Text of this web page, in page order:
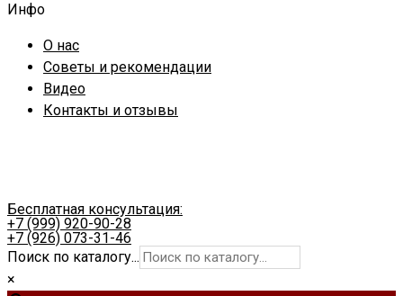
Инфо
О нас
Советы и рекомендации
Видео
Контакты и отзывы
Бесплатная консультация:
+7 (999) 920-90-28
+7 (926) 073-31-46
Поиск по каталогу...
×